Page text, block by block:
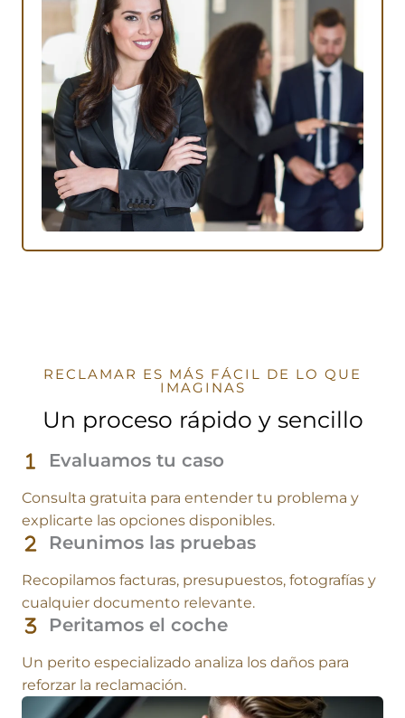
RECLAMAR ES MÁS FÁCIL DE LO QUE
IMAGINAS
Un proceso rápido y sencillo
Evaluamos tu caso
Consulta gratuita para entender tu problema y
explicarte las opciones disponibles.
Reunimos las pruebas
Recopilamos facturas, presupuestos, fotografías y
cualquier documento relevante.
Peritamos el coche
Un perito especializado analiza los daños para
reforzar la reclamación.